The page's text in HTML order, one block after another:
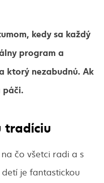
kedy sa každý
program a
ktorý nezabudnú. Ak
páči.
tradíciu
čo všetci radi a s
je fantastickou